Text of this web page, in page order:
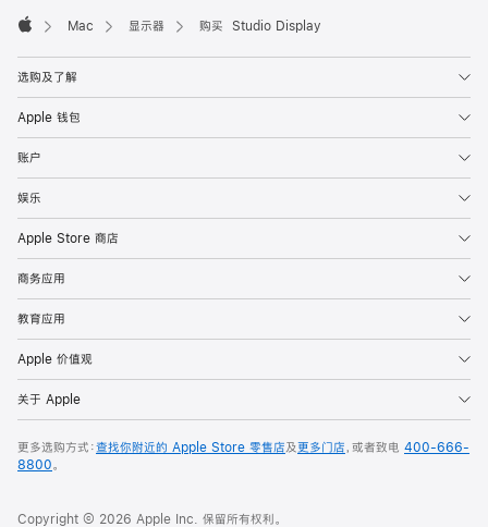
Mac 显示器 购买 Studio Display
选购及了解
Apple 钱包
账户
娱乐
Apple Store 商店
商务应用
教育应用
Apple 价值观
关于 Apple
更多选购方式：查找你附近的 Apple Store 零售店及更多门店，或者致电 400-666-
8800。
Copyright © 2026 Apple Inc. 保留所有权利。